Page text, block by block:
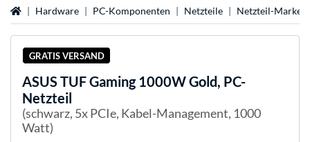
StartseiteHardware PC-Komponenten Netzteile Netzteil-Marken
GRATIS VERSAND
ASUS TUF Gaming 1000W Gold, PC-
Netzteil
(schwarz, 5x PCIe, Kabel-Management, 1000
Watt)